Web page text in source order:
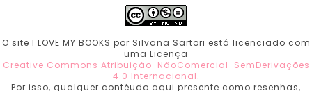
O site I LOVE MY BOOKS por Silvana Sartori está licenciado com
uma Licença
Creative Commons Atribuição-NãoComercial-SemDerivações
4.0 Internacional.
Por isso, qualquer contéudo aqui presente como resenhas,